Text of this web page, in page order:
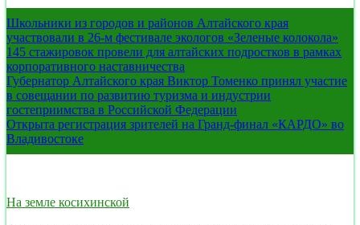
Школьники из городов и районов Алтайского края
участвовали в 26-м фестивале экологов «Зеленые колокола»
145 стажировок провели для алтайских подростков в рамках
корпоративного наставничества
Губернатор Алтайского края Виктор Томенко принял участие
в совещании по развитию туризма и индустрии
гостеприимства в Российской Федерации
Открыта регистрация зрителей на Гранд-финал «КАРДО» во
Владивостоке
На земле косихинской